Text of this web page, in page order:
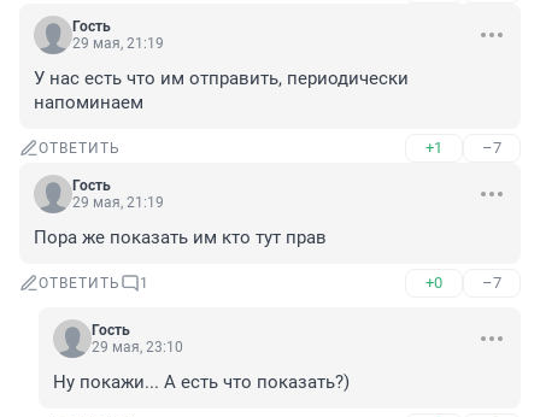
Гость
29 мая, 21:19
У нас есть что им отправить, периодически
напоминаем
ОТВЕТИТЬ +1 –7
Гость
29 мая, 21:19
Пора же показать им кто тут прав
ОТВЕТИТЬ 1 +0 –7
Гость
29 мая, 23:10
Ну покажи... А есть что показать?)